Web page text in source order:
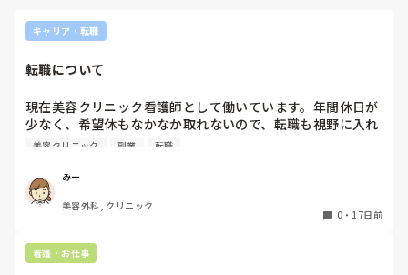
新人さんが可愛そう、と感じることもある反面、ペアの先輩
が何か処置をしているけど、ペアの新人はのんびり記録して
がいいんじゃないの？」と声をかけても、「記録終わってな
早く色々覚えたい！という、意欲があまり感じられず…これ
はPNS云々よりも、その新人の性格かな？とも思いました
が、ほとんどの新人に当てはまりました。。。時代柄でしょ
私はどちらかといえば、PNSは好きじゃありません。
でもPNSでやれというからには、もっと業務量に見合った、
新人を指導しながら業務ができるゆとりが欲しいです。
PNSもそうじゃないのも経験している方は、どちらの方が良
いと思いますか？
キャリア・転職
転職について
現在美容クリニック看護師として働いています。年間休日が
少なく、希望休もなかなか取れないので、転職も視野に入れ
て考えているのですが、理想はフリーランスとして自由に時
師からフリーランスへ移行した方がいれば、どんな流れで移
行したか、実際どうなのか実態をお聞きしたいです。
美容クリニック 副業 転職
みー
美容外科, クリニック
0・ 17日前
看護・お仕事